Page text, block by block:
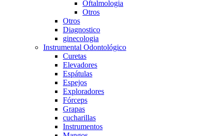
Oftalmologia
Otros
Otros
Diagnostico
ginecologia
Instrumental Odontológico
Curetas
Elevadores
Espátulas
Espejos
Exploradores
Fórceps
Grapas
cucharillas
Instrumentos